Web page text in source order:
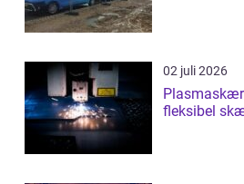
02 juli 2026
fleksibel